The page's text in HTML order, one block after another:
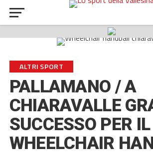
ALTRI SPORT
PALLAMANO / A
CHIARAVALLE
SUCCESSO PER IL
WHEELCHAIR